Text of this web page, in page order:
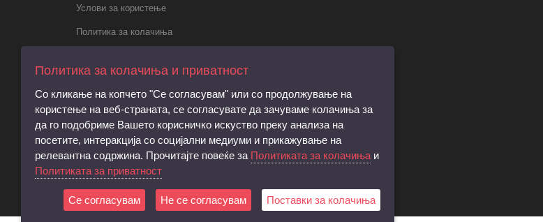
Услови за користење
Политика за колачиња
Правила за електронски пораки,
регистрација и права на субјектот
Барање за запирање на обработката на
личните податоци
Услови и согласност за директен
маркетинг
Политика за колачиња и приватност
Со кликање на копчето "Се согласувам" или со продолжување на
користење на веб-страната, се согласувате да зачуваме колачиња за
да го подобриме Вашето корисничко искуство преку анализа на
посетите, интеракција со социјални медиуми и прикажување на
релевантна содржина. Прочитајте повеќе за Политиката за колачиња и
Политиката за приватност
Се согласувам Не се согласувам Поставки за колачиња